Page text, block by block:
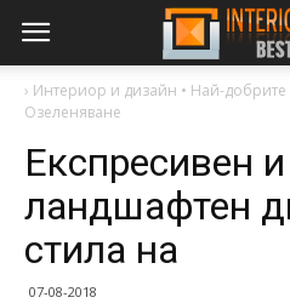
› Интериор и дизайн • Най-добрите
Озеленяване
Експресивен
ландшафтен
стила на
07-08-2018